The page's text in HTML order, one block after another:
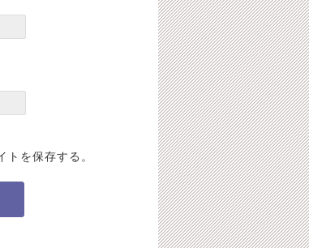
を保存する。